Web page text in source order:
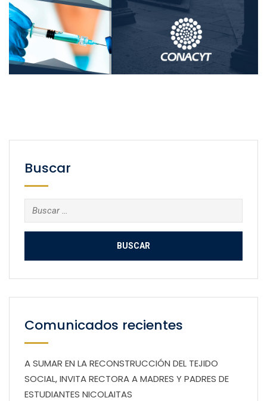
Buscar
Buscar:
Comunicados recientes
A SUMAR EN LA RECONSTRUCCIÓN DEL TEJIDO
SOCIAL, INVITA RECTORA A MADRES Y PADRES DE
ESTUDIANTES NICOLAITAS